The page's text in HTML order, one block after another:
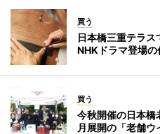
買う
日本橋三重テラ
NHKドラマ登場の
買う
今秋開催の日本
月展開の「老舗ウ